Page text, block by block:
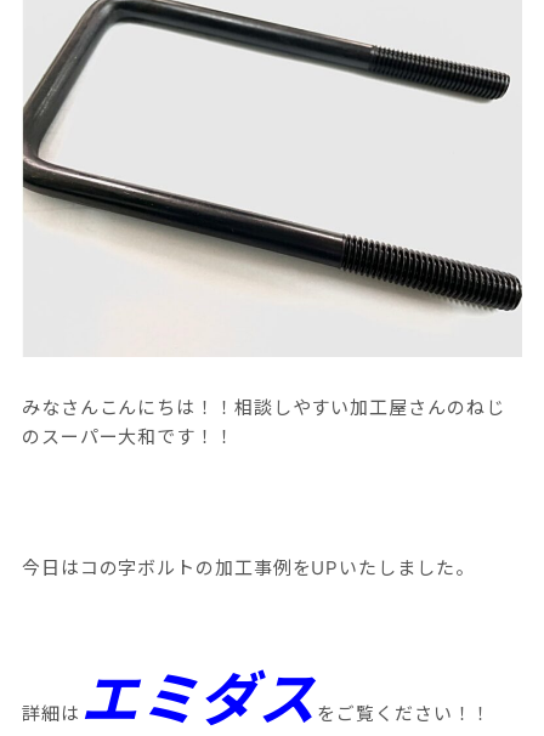
みなさんこんにちは！！相談しやすい加工屋さんのねじ
のスーパー大和です！！
今日はコの字ボルトの加工事例をUPいたしました。
詳細は エミダスをご覧ください！！